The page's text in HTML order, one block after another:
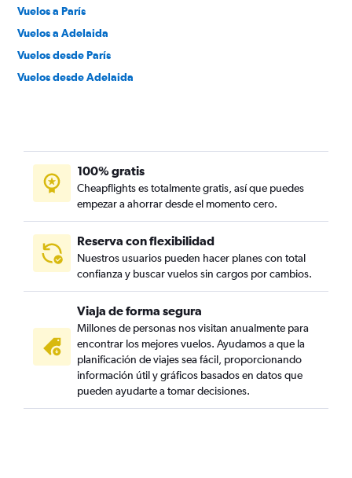
Vuelos a París
Vuelos a Adelaida
Vuelos desde París
Vuelos desde Adelaida
100% gratis
Cheapflights es totalmente gratis, así que puedes
empezar a ahorrar desde el momento cero.
Reserva con flexibilidad
Nuestros usuarios pueden hacer planes con total
confianza y buscar vuelos sin cargos por cambios.
Viaja de forma segura
Millones de personas nos visitan anualmente para
encontrar los mejores vuelos. Ayudamos a que la
planificación de viajes sea fácil, proporcionando
información útil y gráficos basados en datos que
pueden ayudarte a tomar decisiones.